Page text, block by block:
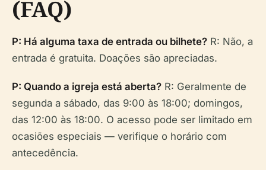
(FAQ)
P: Há alguma taxa de entrada ou bilhete? R: Não, a
entrada é gratuita. Doações são apreciadas.
P: Quando a igreja está aberta? R: Geralmente de
segunda a sábado, das 9:00 às 18:00; domingos,
das 12:00 às 18:00. O acesso pode ser limitado em
ocasiões especiais — verifique o horário com
antecedência.